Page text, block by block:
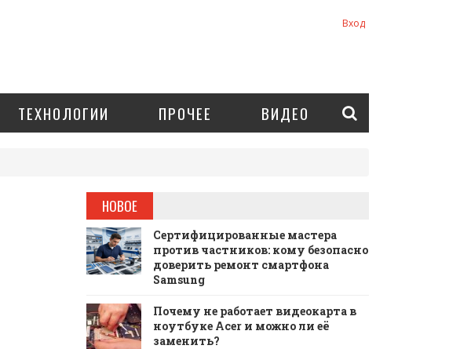
Вход
ТЕХНОЛОГИИ ПРОЧЕЕ ВИДЕО
НОВОЕ
Сертифицированные мастера
против частников: кому безопасно
доверить ремонт смартфона
Samsung
Почему не работает видеокарта в
ноутбуке Acer и можно ли её
заменить?